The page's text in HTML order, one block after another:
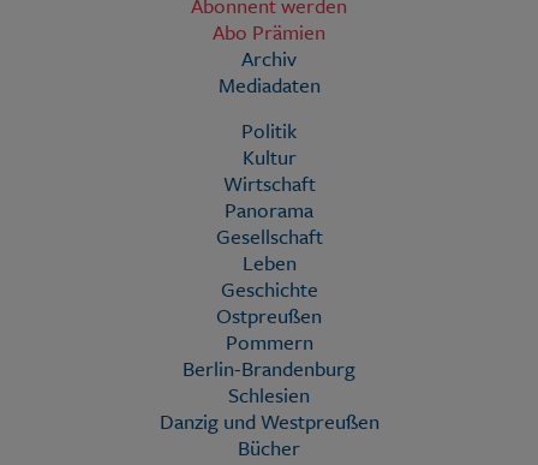
Abo Prämien
Archiv
Mediadaten
Politik
Kultur
Wirtschaft
Panorama
Gesellschaft
Leben
Geschichte
Ostpreußen
Pommern
Berlin-Brandenburg
Schlesien
Danzig und Westpreußen
Bücher